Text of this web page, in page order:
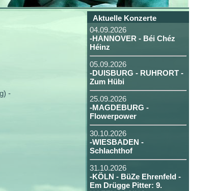
-
Aktuelle Konzerte
04.09.2026
-HANNOVER - Béi Chéz
Héinz
05.09.2026
-DUISBURG - RUHRORT -
Zum Hübi
25.09.2026
-MAGDEBURG -
Flowerpower
30.10.2026
-WIESBADEN -
Schlachthof
31.10.2026
-KÖLN - BüZe Ehrenfeld -
Em Drügge Pitter: 9.